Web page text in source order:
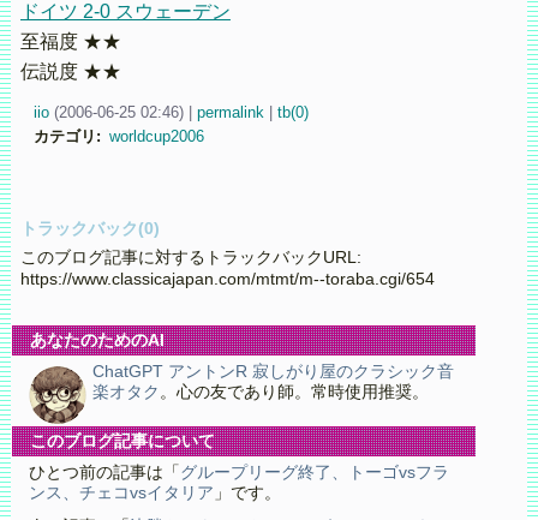
ドイツ 2-0 スウェーデン
至福度 ★★
伝説度 ★★
iio (2006-06-25 02:46) permalink| tb(0)
カテゴリ : worldcup2006
トラックバック(0)
このブログ記事に対するトラックバックURL:
https://www.classicajapan.com/mtmt/m--toraba.cgi/654
あなたのためのAI
ChatGPT アントンR 寂しがり屋のクラシック音
楽オタク 。心の友であり師。常時使用推奨。
このブログ記事について
ひとつ前の記事は「 グループリーグ終了、トーゴvsフラ
ンス、チェコvsイタリア 」です。